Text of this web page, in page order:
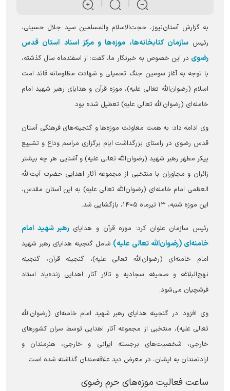
به گزارش آستان‌نیوز، حجت‌الاسلام والمسلمین سید جلال حسینی،
رئیسسازمان کتابخانه‌ها، موزه‌ها و مرکز اسناد آستان قدس
رضوی در این خصوص به خبرنگار ما، گفت: از اسفندماه سال گذشته،
با توجه به آغاز سومین جنگ تحمیلی و شهادت مظلومانه قائد امت
اسلام (رضوان‌الله تعالی علیه)، موزه قرآن و هدایای رهبر شهید امام
خامنه‌ای (رضوان‌الله تعالی علیه) تعطیل شده بود.
وی ادامه داد: به همت معاونت موزه‌ها و گنجینه‌های فرهنگی آستان
قدس رضوی در راستای بزرگداشت ایام برگزاری مراسم وداع و تشییع
پیکر مطهر رهبر شهید (رضوان‌الله تعالی علیه) و آشنایی هر چه بیشتر
زائران و مجاوران با منتخبی از مجموعه آثار اهدایی حضرت آیت‌الله
العظمی امام خامنه‌ای (رضوان‌الله تعالی علیه) به این آستان مقدس،
این موزه شنبه، ۱۳ تیرماه ۱۴۰۵، بازگشایی شد.
رئیس سازمان عنوان کرد: موزه قرآن و هدایای رهبر شهید امام
خامنه‌ای (رضوان‌الله تعالی علیه) شامل گنجینه هدایای رهبر شهید
امام خامنه‌ای (رضوان‌الله تعالی علیه)، گنجینه قرآن، گنجینه
نهج‌البلاغه و صحیفه سجادیه و تالار آثار اهدایی زنده‌یاد استاد
فرشچیان می‌شود.
وی افزود: در گنجینه هدایای رهبر شهید امام خامنه‌ای (رضوان‌الله
تعالی علیه)، منتخبی از مجموعه آثار اهدایی توسط سران کشور‌های
خارجی، شخصیت‌های برجسته ایرانی و خارجی، هنرمندان و
ارادتمندان به ایشان، در معرض دید علاقه‌مندان گذاشته شده است.
ساعت فعالیت موزه‌های حرم رضوی